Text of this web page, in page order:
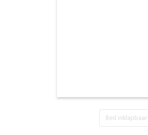
Bed inklapbaar